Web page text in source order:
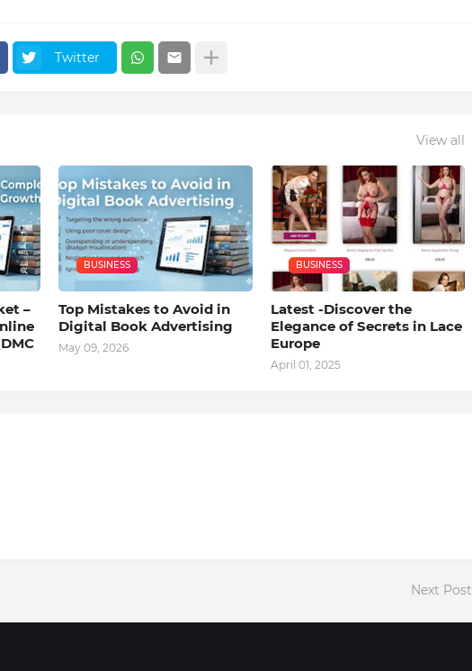
Twitter
View all
–
BUSINESS
Top Mistakes to Avoid in
Digital Book Advertising
May 09, 2026
BUSINESS
Latest -Discover the
Elegance of Secrets in Lace
Europe
April 01, 2025
Next Post